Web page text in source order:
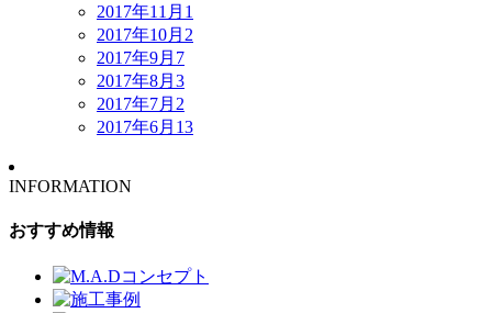
2017年11月 1
2017年10月 2
2017年9月 7
2017年8月 3
2017年7月 2
2017年6月 13
INFORMATION
おすすめ情報